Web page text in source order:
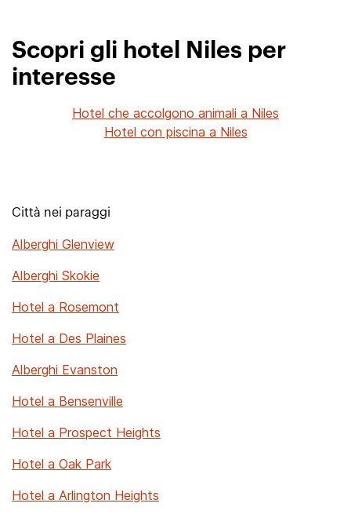
Scopri gli hotel Niles per
interesse
Hotel che accolgono animali a Niles
Hotel con piscina a Niles
Città nei paraggi
Alberghi Glenview
Alberghi Skokie
Hotel a Rosemont
Hotel a Des Plaines
Alberghi Evanston
Hotel a Bensenville
Hotel a Prospect Heights
Hotel a Oak Park
Hotel a Arlington Heights